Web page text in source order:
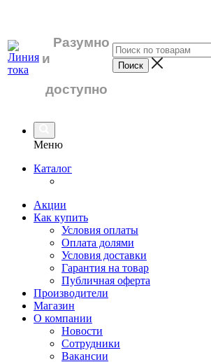
Разумно
и
доступно
Меню
Каталог
Акции
Как купить
Условия оплаты
Оплата долями
Условия доставки
Гарантия на товар
Публичная оферта
Производители
Магазин
О компании
Новости
Сотрудники
Вакансии